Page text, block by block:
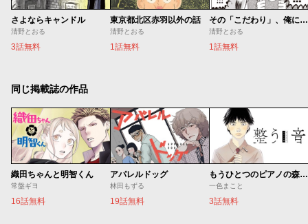
さよならキャンドル
清野とおる
3話無料
東京都北区赤羽以外の話
清野とおる
1話無料
その「こだわり」、俺にもくれよ！！
清野とおる
1話無料
同じ掲載誌の作品
織田ちゃんと明智くん
常盤ギヨ
16話無料
アパレルドッグ
林田もずる
19話無料
もうひとつのピアノの森 整う音
一色まこと
3話無料